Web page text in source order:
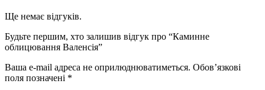
Ще немає відгуків.
Будьте першим, хто залишив відгук про “Каминне
облицювання Валенсія”
Ваша e-mail адреса не оприлюднюватиметься. Обов’язкові
поля позначені *